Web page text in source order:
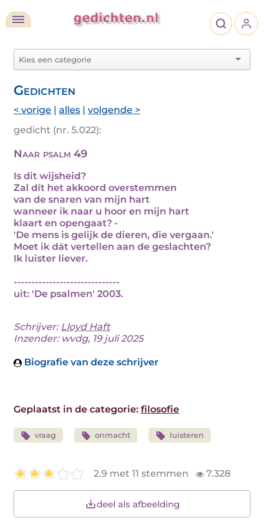
Gedichten
< vorige | alles | volgende >
gedicht (nr. 5.022):
Naar psalm 49
Is dit wijsheid?
Zal dít het akkoord overstemmen
van de snaren van mijn hart
wanneer ik naar u hoor en mijn hart
klaart en opengaat? -
'De mens is gelijk de dieren, die vergaan.'
Moet ik dát vertellen aan de geslachten?
Ik luister liever.
------------------------------
uit: 'De psalmen' 2003.
Schrijver: Lloyd Haft
Inzender: wvdg, 19 juli 2025
Biografie van deze schrijver
Geplaatst in de categorie: filosofie
vraag onmacht luisteren
2.9 met 11 stemmen 7.328
deel als afbeelding